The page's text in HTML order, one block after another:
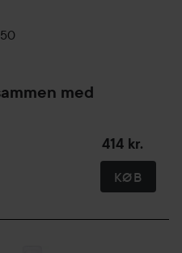
med
414 kr.
KØB